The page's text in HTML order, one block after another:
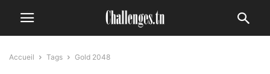
Accueil Tags Gold 2048